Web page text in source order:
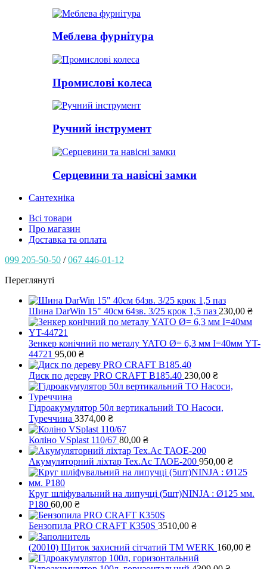
Меблева фурнітура
Промислові колеса
Ручний інструмент
Серцевини та навісні замки
Сантехніка
Всі товари
Про магазин
Доставка та оплата
099 205-50-50 /067 446-01-12
Переглянуті
Шина DarWin 15" 40см 64зв. 3/25 крок 1,5 паз 230,00 ₴
Зенкер конічний по металу YATO Ø= 6,3 мм І=40мм YT-
44721 95,00 ₴
Диск по дереву PRO CRAFT B185.40 230,00 ₴
Гідроакумулятор 50л вертикальний ТО Насоси,
Туреччина 3374,00 ₴
Коліно VSplast 110/67 80,00 ₴
Акумуляторний ліхтар Тех.Ас ТАОЕ-200 950,00 ₴
Круг шліфувальний на липучці (5шт)NINJA : Ø125 мм.
Р180 60,00 ₴
Бензопила PRO CRAFT К350S 3510,00 ₴
(20010) Щиток захисний сітчатий ТМ WERK 160,00 ₴